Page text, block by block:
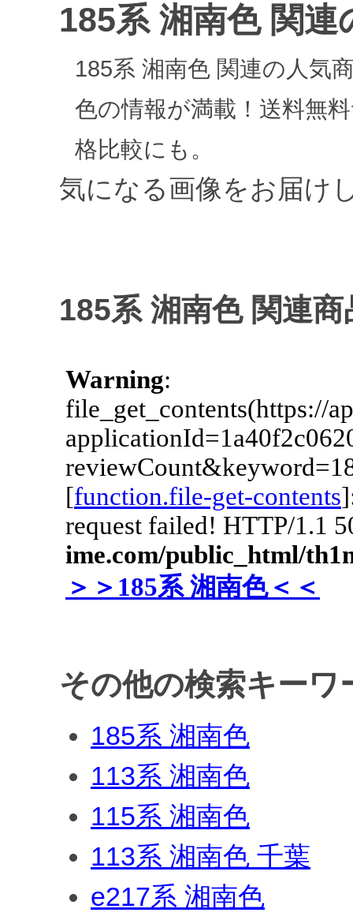
185系 湘南色 関
185系 湘南色 関連の人気
色の情報が満載！送料無
格比較にも。
気になる画像をお届け
185系 湘南色 関連
その他の検索キーワ
185系 湘南色
113系 湘南色
115系 湘南色
113系 湘南色 千葉
e217系 湘南色